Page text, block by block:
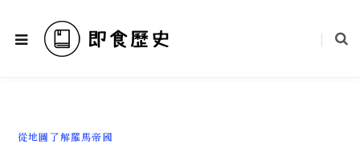
從地圖了解羅馬帝國